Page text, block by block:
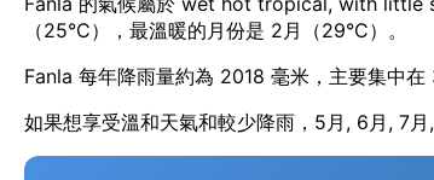
（25°C），最溫暖的月份是 2月（29°C）。
Fanla 每年降雨量約為 2018 毫米，主要集中
如果想享受溫和天氣和較少降雨，5月, 6月, 7